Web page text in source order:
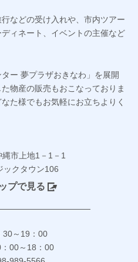
などの受け入れや、市内ツアー
ィネート、イベントの主催など
ー 夢プラザおきなわ」を展開
物産の販売もおこなっておりま
た様でもお気軽にお立ちよりく
市上地1－1－1
ックタウン106
プで見る
～19：00
00～18：00